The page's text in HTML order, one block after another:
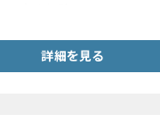
詳細を見る